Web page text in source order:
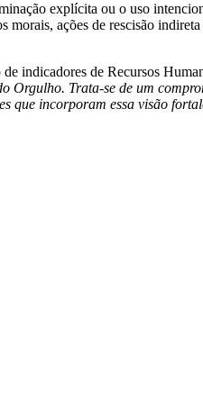
explícita ou o uso
ações de rescisão
indicadores de Recursos
Orgulho. Trata-se de um
incorporam essa visão